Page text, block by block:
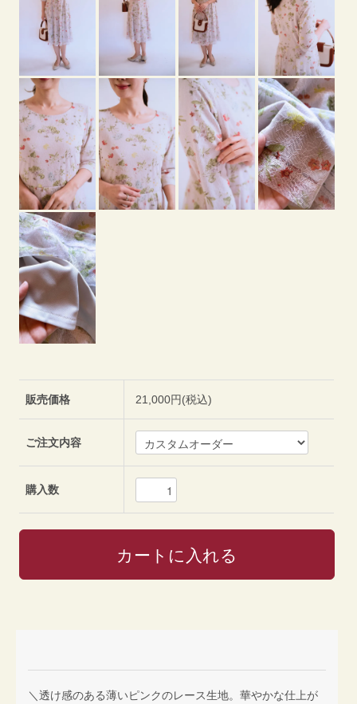
販売価格 21,000円(税込)
ご注文内容
購入数
＼透け感のある薄いピンクのレース生地。華やかな仕上が